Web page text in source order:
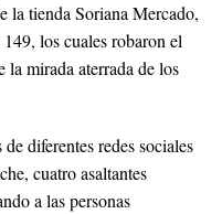
la tienda Soriana Mercado,
los cuales robaron el
la mirada aterrada de los
diferentes redes sociales
cuatro asaltantes
a las personas